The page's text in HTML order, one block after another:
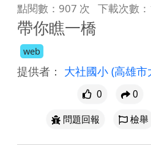
點閱數：907 次 下載次數
帶你瞧一橋
web
提供者： 大社國小 (高雄市
0 0
問題回報
檢舉